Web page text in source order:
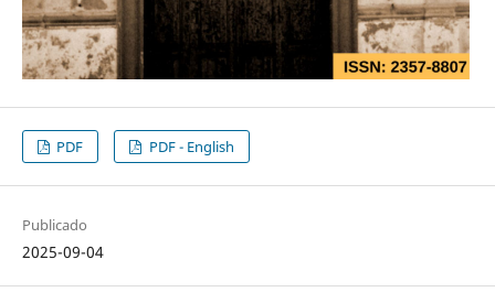
PDF PDF - English
Publicado
2025-09-04